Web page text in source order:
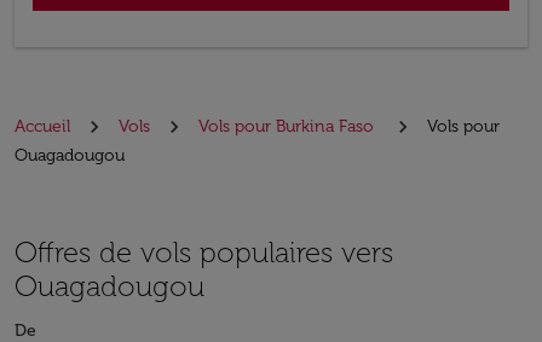
Accueil Vols Vols pour Burkina Faso
Vols pour
Ouagadougou
Offres de vols populaires vers
Ouagadougou
De